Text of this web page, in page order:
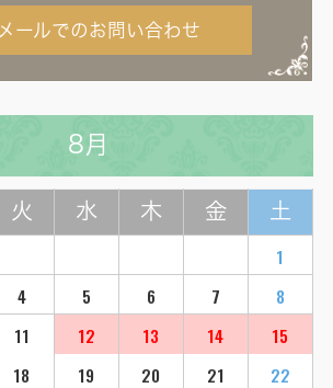
メールでのお問い合わせ
8月
火 水 木 金 土
1
4 5 6 7
8
11 12 13 14
15
18 19 20 21
22